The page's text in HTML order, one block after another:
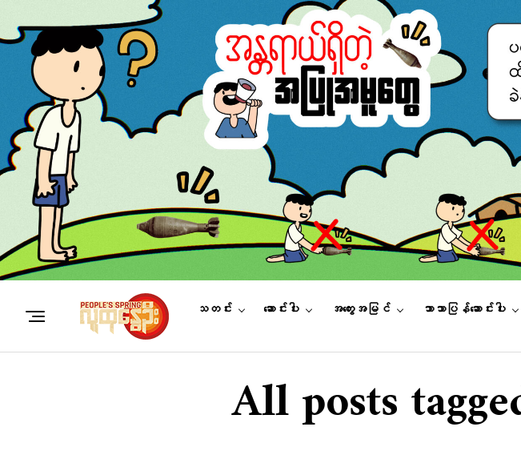
သတင်း ဆောင်းပါး အတွေးအမြင် ဘာသာပြန်ဆောင်းပါး
All posts